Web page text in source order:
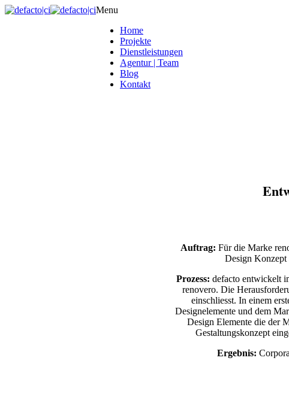
Menu
Home
Projekte
Dienstleistungen
Agentur | Team
Blog
Kontakt
Auftrag: Für die Marke
Design Konzept
Prozess: defacto entwickelt
renovero. Die
einschliesst. In einem
Designelemente und dem
Design Elemente die der
Gestaltungskonzept
Ergebnis: